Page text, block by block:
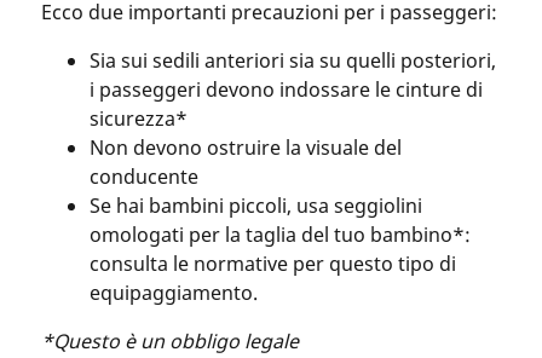
Ecco due importanti precauzioni per i passeggeri:
Sia sui sedili anteriori sia su quelli posteriori,
i passeggeri devono indossare le cinture di
sicurezza*
Non devono ostruire la visuale del
conducente
Se hai bambini piccoli, usa seggiolini
omologati per la taglia del tuo bambino*:
consulta le normative per questo tipo di
equipaggiamento.
*Questo è un obbligo legale